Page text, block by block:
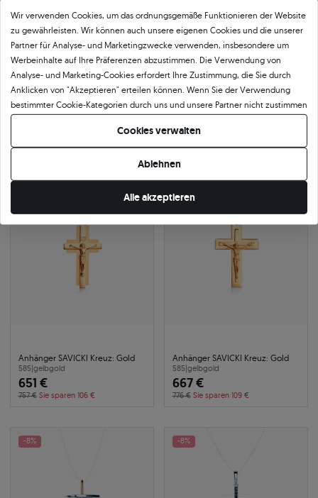
Anhänger SAVICKI Kreuz: Gold
Anhänger SAVICKI Kreuz:
zweifarbiges Gold
495 €
575 € Sie sparen 80 €
24h
Anhänger SAVICKI Kreuz: Gold
585|gelbgold
651 €
757 € Sie sparen 106 €
-14%
Anhänger SAVICKI Kreuz: Gold
585|gelbgold
667 €
776 € Sie sparen 109 €
-8% -8%
Wir verwenden Cookies, um das ordnungsgemäße Funktionieren der Website
zu gewährleisten. Wir können auch unsere eigenen Cookies und die unserer
Partner für Analyse- und Marketingzwecke verwenden, insbesondere um
Werbeinhalte auf Ihre Präferenzen abzustimmen. Die Verwendung von
Analyse- und Marketing-Cookies erfordert Ihre Zustimmung, die Sie durch
Anklicken von "Akzeptieren" erteilen können. Wenn Sie der Verwendung
bestimmter Cookie-Kategorien durch uns und unsere Partner nicht zustimmen
möchten, klicken Sie auf "Lassen Sie mich wählen" und bestimmen Sie Ihre
Präferenzen. Sie können Ihre Zustimmung jederzeit widerrufen, indem Sie
Ihre Cookie-Einstellungen ändern.
Cookies verwalten
Ablehnen
Alle akzeptieren